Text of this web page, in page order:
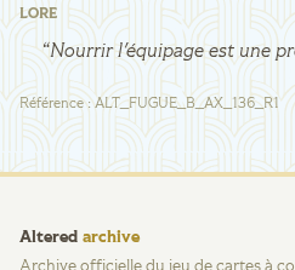
LORE
“Nourrir l'équipage est une
Référence:ALT_FUGUE_B_AX_136_R1
Altered archive
Archive officielle du jeu de cartes à